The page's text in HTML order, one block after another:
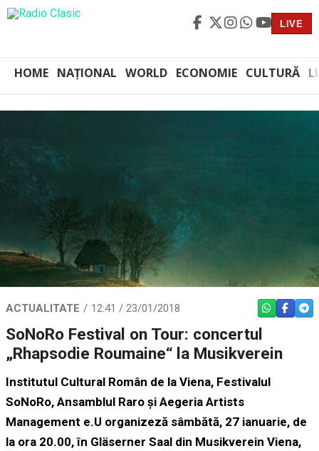
LIVE
HOME NAȚIONAL WORLD ECONOMIE CULTURĂ
ACTUALITATE 12:41 / 23/01/2018 WHATSAPP
SoNoRo Festival on Tour: concertul
„Rhapsodie Roumaine“ la Musikverein
Institutul Cultural Român de la Viena, Festivalul
SoNoRo, Ansamblul Raro şi Aegeria Artists
Management e.U organizeză sâmbătă, 27 ianuarie, de
la ora 20.00, în Gläserner Saal din Musikverein Viena,